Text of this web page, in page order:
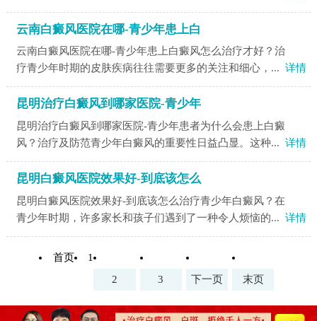
云南白癜风医院在哪-青少年患上白
云南白癜风医院在哪-青少年患上白癜风怎么治疗才好？治
疗青少年时期的皮肤疾病往往需要更多的关注和细心，... 详情
昆明治疗白癜风到哪家医院-青少年
昆明治疗白癜风到哪家医院-青少年患者为什么会患上白癜
风？治疗及防范青少年白癜风的重要性日益凸显。这种... 详情
昆明白癜风医院效果好-到底该怎么
昆明白癜风医院效果好-到底该怎么治疗青少年白癜风？在
青少年时期，许多家长和孩子们遇到了一种令人烦恼的... 详情
首页
1
2
3 下一页 末页